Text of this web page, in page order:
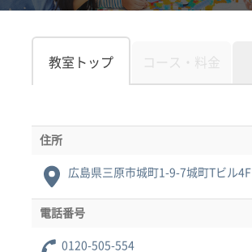
教室トップ コース・料金
住所
広島県三原市城町1-9-7城町Tビル4F
電話番号
0120-505-554